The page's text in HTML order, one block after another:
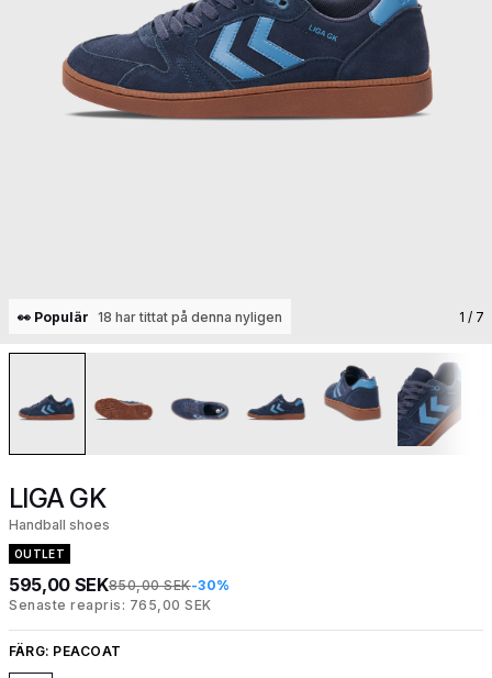
👀 Populär 18 har tittat på denna nyligen 1 / 7
LIGA GK
Handball shoes
OUTLET
595,00 SEK850,00 SEK-30%
Senaste reapris: 765,00 SEK
FÄRG: PEACOAT